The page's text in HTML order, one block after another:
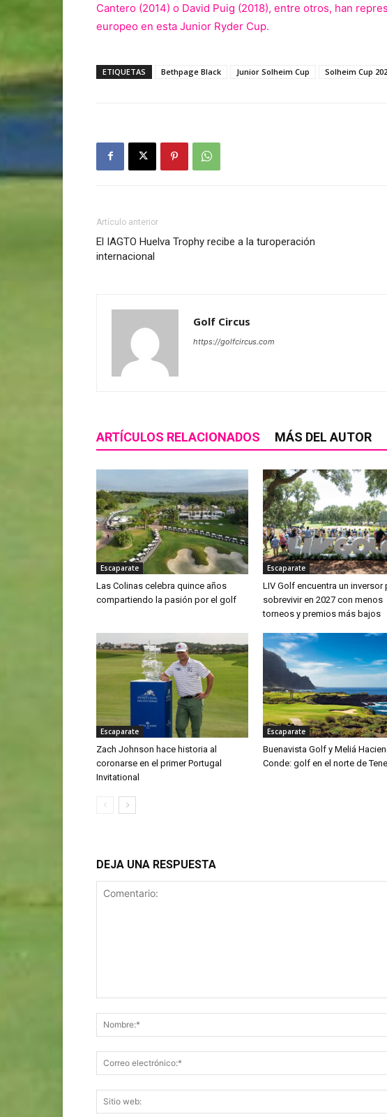
Cantero (2014) o David Puig (2018), entre otros, han
europeo en esta Junior Ryder Cup.
ETIQUETAS Bethpage Black Junior Solheim Cup Solheim Cup
Artículo anterior
El IAGTO Huelva Trophy recibe a la turoperación
internacional
Golf Circus
https://golfcircus.com
ARTÍCULOS RELACIONADOS MÁS DEL AUTOR
Escaparate
Las Colinas celebra quince años
compartiendo la pasión por el golf
Escaparate
LIV Golf encuentra un inversor
sobrevivir en 2027 con menos
torneos y premios más bajos
Escaparate
Zach Johnson hace historia al
coronarse en el primer Portugal
Invitational
Escaparate
Buenavista Golf y Meliá
Conde: golf en el norte de
DEJA UNA RESPUESTA